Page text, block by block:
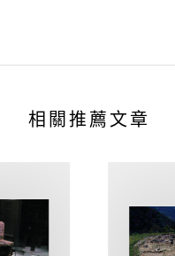
相關推薦文章